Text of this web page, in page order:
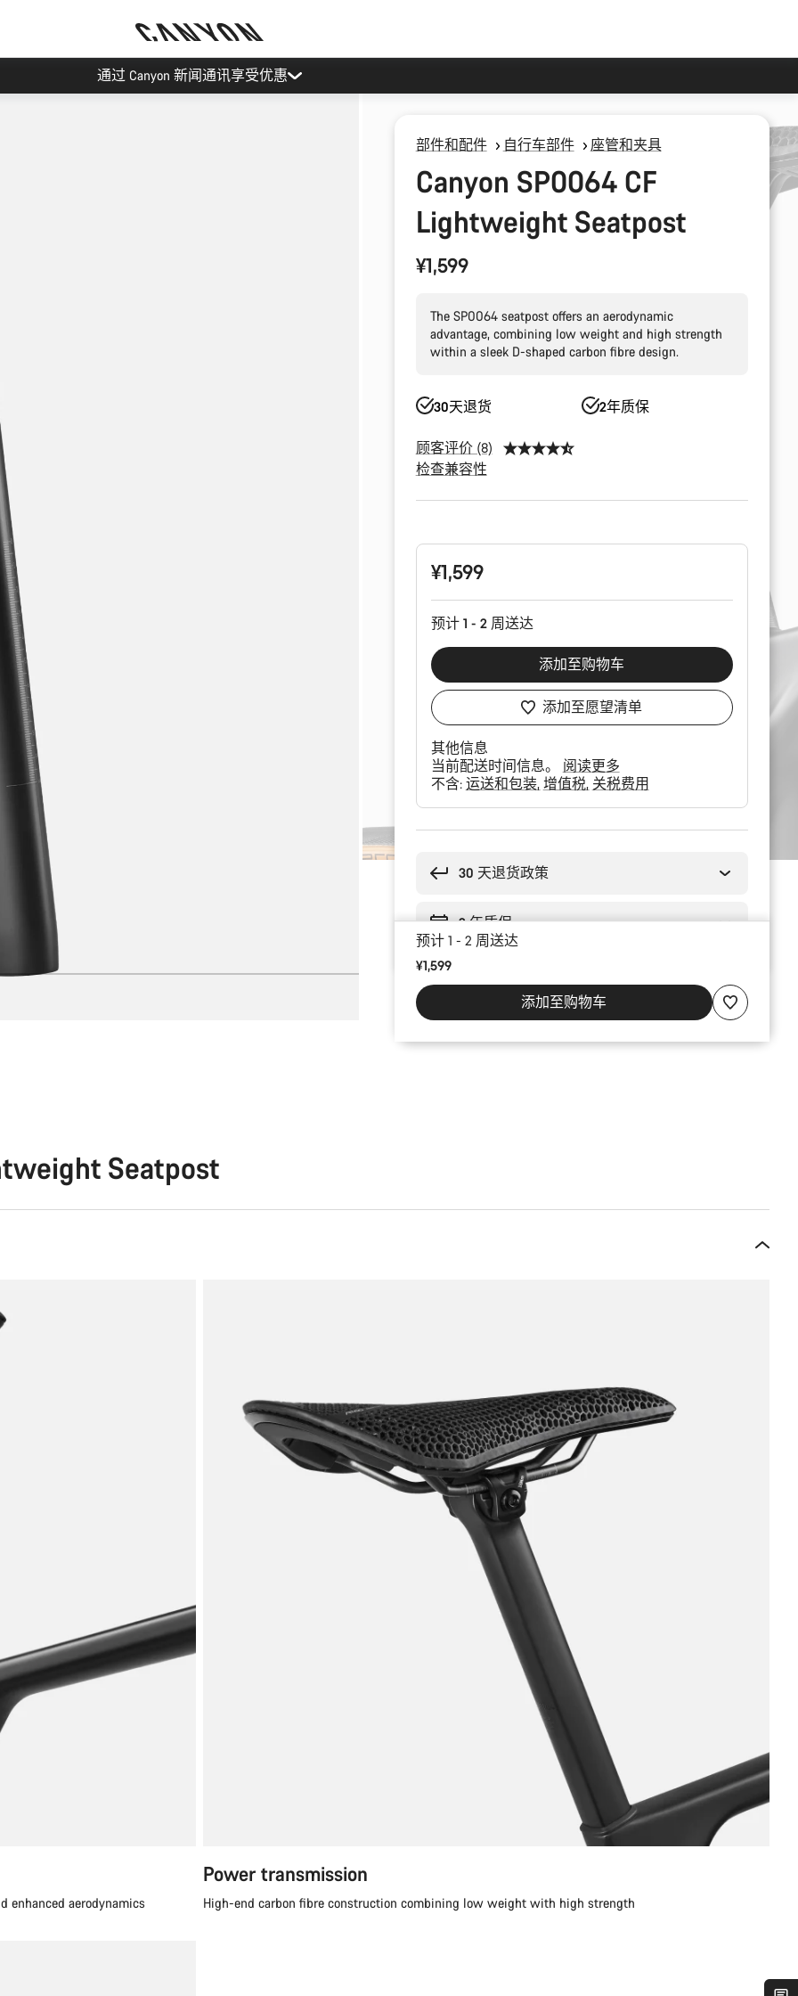
通过 Canyon 新闻通讯享受优惠
部件和配件 自行车部件 座管和夹具
Canyon SP0064 CF
Lightweight Seatpost
¥1,599
The SP0064 seatpost offers an aerodynamic
advantage, combining low weight and high strength
within a sleek D-shaped carbon fibre design.
30天退货 2年质保
顾客评价 (8)
检查兼容性
配
¥1,599
预计 1 - 2 周送达
添加至购物车
添加至愿望清单
其他信息
当前配送时间信息。 阅读更多
不含: 运送和包装 增值税 关税费用
30 天退货政策
2 年质保
预计 1 - 2 周送达
¥1,599
添加至购物车
Seatpost
enhanced aerodynamics
Power transmission
High-end carbon fibre construction combining low weight with high strength